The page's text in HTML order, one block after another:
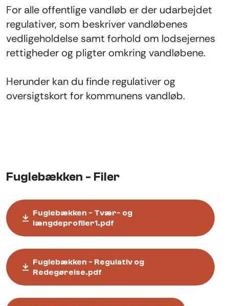
For alle offentlige vandløb er der udarbejdet
regulativer, som beskriver vandløbenes
vedligeholdelse samt forhold om lodsejernes
rettigheder og pligter omkring vandløbene.
Herunder kan du finde regulativer og
oversigtskort for kommunens vandløb.
Fuglebækken - Filer
Fuglebækken - Tvær- og
længdeprofiler1.pdf
Fuglebækken - Regulativ og
Redegørelse.pdf